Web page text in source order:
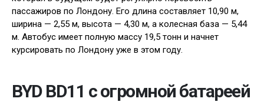
пассажиров по Лондону. Его длина составляет 10,90 м,
ширина — 2,55 м, высота — 4,30 м, а колесная база — 5,44
м. Автобус имеет полную массу 19,5 тонн и начнет
курсировать по Лондону уже в этом году.
BYD BD11 с огромной батареей